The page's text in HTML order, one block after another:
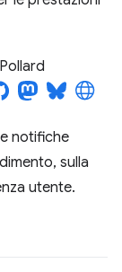
notifiche
sulla
utente.